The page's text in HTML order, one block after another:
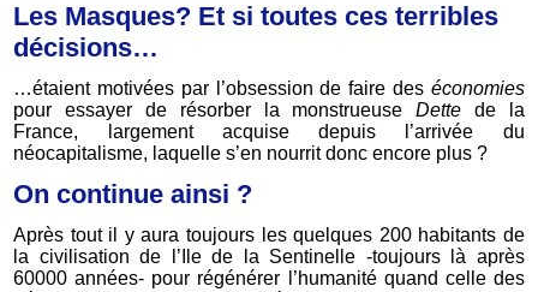
Les Masques? Et si toutes ces terribles
décisions…
…étaient motivées par l’obsession de faire des économies
pour essayer de résorber la monstrueuseDette de la
France, largement acquise depuis l’arrivée du
néocapitalisme, laquelle s’en nourrit donc encore plus ?
On continue ainsi ?
Après tout il y aura toujours les quelques 200 habitants de
la civilisation de l’Ile de la Sentinelle -toujours là après
60000 années- pour régénérer l’humanité quand celle des